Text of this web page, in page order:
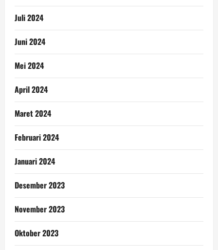
Juli 2024
Juni 2024
Mei 2024
April 2024
Maret 2024
Februari 2024
Januari 2024
Desember 2023
November 2023
Oktober 2023